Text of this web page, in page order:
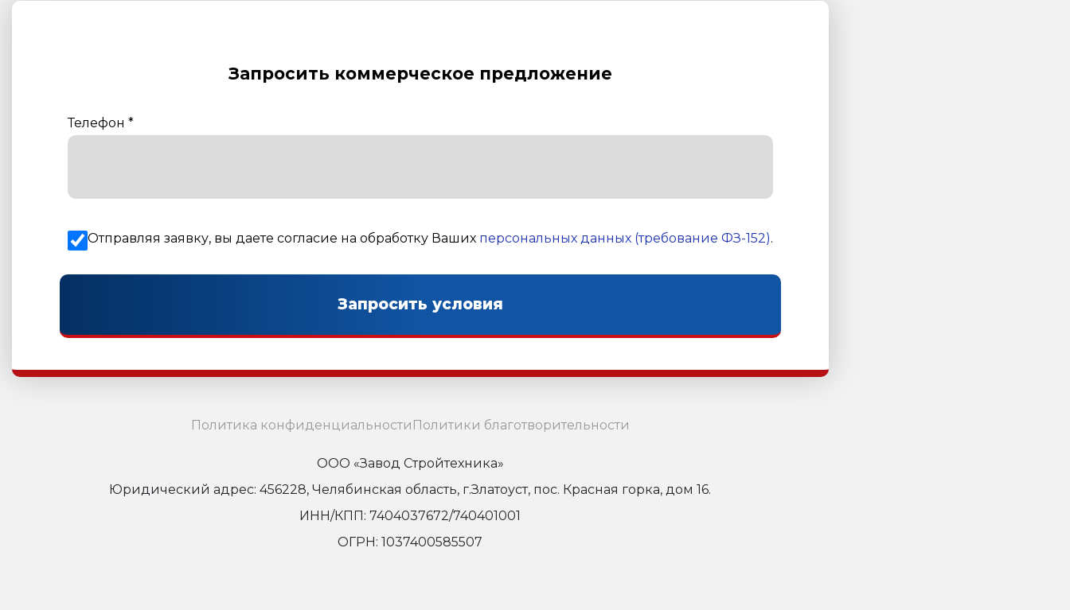
Запросить коммерческое предложение
Телефон *
Отправляя заявку, вы даете согласие на обработку Ваших персональных данных (требование ФЗ-152).
Политика конфиденциальности Политики благотворительности
ООО «Завод Стройтехника»
Юридический адрес: 456228, Челябинская область, г.Златоуст, пос. Красная горка, дом 16.
ИНН/КПП: 7404037672/740401001
ОГРН: 1037400585507